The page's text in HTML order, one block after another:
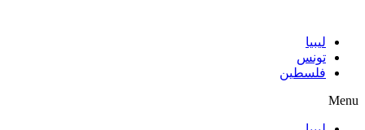
contentليبيا
تونس
فلسطين
Menu